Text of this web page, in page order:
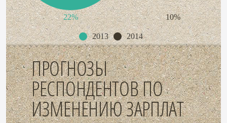
22% 10%
2013 2014
ПРОГНОЗЫ
РЕСПОНДЕНТОВ ПО
ИЗМЕНЕНИЮ ЗАРПЛАТ